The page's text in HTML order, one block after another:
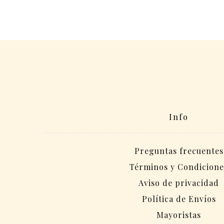
Info
Preguntas frecuentes
Términos y
Aviso de privacidad
Política de Envíos
Mayoristas